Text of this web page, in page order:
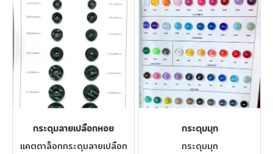
กระดุมลายเปลือกหอย
แคตตาล็อกกระดุมลายเปลือก
กระดุมมุก
กระดุมมุก